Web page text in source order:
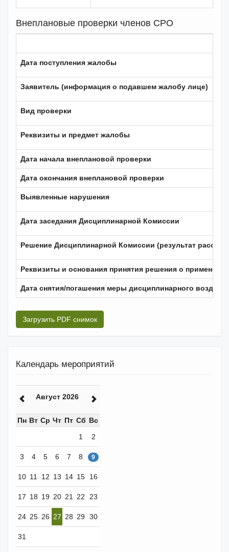
Внеплановые проверки членов СРО
Дата поступления жалобы
Заявитель (информация о подавшем жалобу лице)
Вид проверки
Реквизиты и предмет жалобы
Дата начала внеплановой проверки
Дата окончания внеплановой проверки
Выявленные нарушения
Дата заседания Дисциплинарной Комиссии
Решение Дисциплинарной Комиссии (результат
Реквизиты и основания принятия решения о
Дата снятия/погашения меры дисциплинарного
Загрузить PDF снимок
Календарь мероприятий
Август 2026
Пн Вт Ср Чт Пт Сб Вс
1
2
3 4 5 6 7 8 9
10 11 12 13 14 15 16
17 18 19 20 21 22 23
24 25 26 27 28 29 30
31